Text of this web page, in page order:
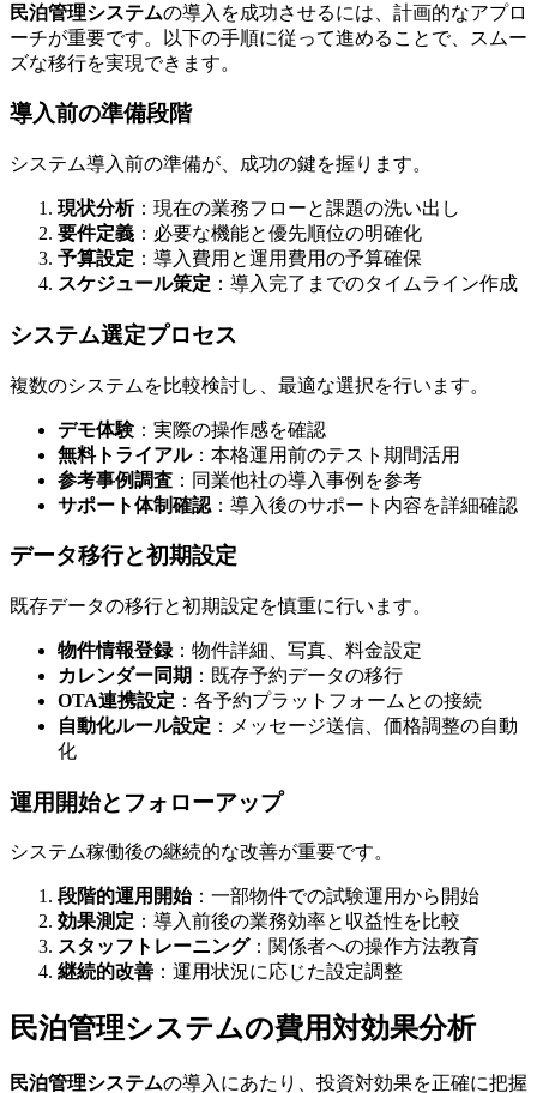
民泊管理システムの導入を成功させるには、計画的なアプロ
ーチが重要です。以下の手順に従って進めることで、スムー
ズな移行を実現できます。
導入前の準備段階
システム導入前の準備が、成功の鍵を握ります。
現状分析：現在の業務フローと課題の洗い出し
要件定義 ：必要な機能と優先順位の明確化
予算設定 ：導入費用と運用費用の予算確保
スケジュール策定 ：導入完了までのタイムライン作成
システム選定プロセス
複数のシステムを比較検討し、最適な選択を行います。
デモ体験：実際の操作感を確認
無料トライアル：本格運用前のテスト期間活用
参考事例調査 ：同業他社の導入事例を参考
サポート体制確認 ：導入後のサポート内容を詳細確認
データ移行と初期設定
既存データの移行と初期設定を慎重に行います。
物件情報登録：物件詳細、写真、料金設定
カレンダー同期 ：既存予約データの移行
OTA連携設定 ：各予約プラットフォームとの接続
自動化ルール設定 ：メッセージ送信、価格調整の自動
化
運用開始とフォローアップ
システム稼働後の継続的な改善が重要です。
段階的運用開始：一部物件での試験運用から開始
効果測定 ：導入前後の業務効率と収益性を比較
スタッフトレーニング：関係者への操作方法教育
継続的改善 ：運用状況に応じた設定調整
民泊管理システムの費用対効果分析
民泊管理システムの導入にあたり、投資対効果を正確に把握